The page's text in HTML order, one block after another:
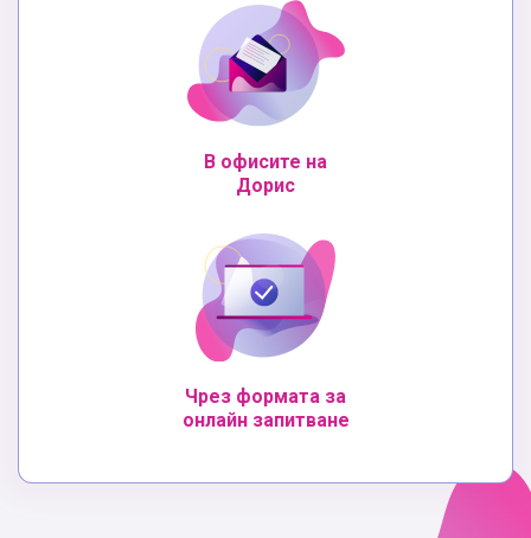
В офисите на
Дорис
Чрез формата за
онлайн запитване